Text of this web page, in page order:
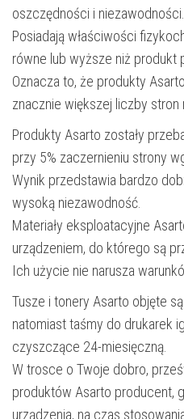
oszczędności i niezawodności.
Posiadają właściwości
równe lub wyższe niż produkt
Oznacza to, że produkty
znacznie większej liczby stron
Produkty Asarto zostały
przy 5% zaczernieniu strony
Wynik przedstawia bardzo
wysoką niezawodność.
Materiały eksploatacyjne
urządzeniem, do którego są
Ich użycie nie narusza
Tusze i tonery Asarto objęte
natomiast taśmy do drukarek
czyszczące 24-miesięczną.
W trosce o Twoje dobro,
produktów Asarto producent,
urządzenia, na czas